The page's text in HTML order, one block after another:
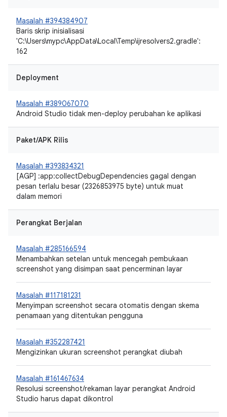
Masalah #394384907
Baris skrip inisialisasi
'C:\Users\mypc\AppData\Local\Temp\ijresolvers2.gradle':
162
Deployment
Masalah #389067070
Android Studio tidak men-deploy perubahan ke aplikasi
Paket/APK Rilis
Masalah #393834321
[AGP] :app:collectDebugDependencies gagal dengan
pesan terlalu besar (2326853975 byte) untuk muat
dalam memori
Perangkat Berjalan
Masalah #285166594
Menambahkan setelan untuk mencegah pembukaan
screenshot yang disimpan saat pencerminan layar
Masalah #117181231
Menyimpan screenshot secara otomatis dengan skema
penamaan yang ditentukan pengguna
Masalah #352287421
Mengizinkan ukuran screenshot perangkat diubah
Masalah #161467634
Resolusi screenshot/rekaman layar perangkat Android
Studio harus dapat dikontrol